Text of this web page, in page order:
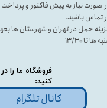
فروشگاه ما را
کنید:
تماس باشید.
حمل در تهران و شهرستان ها
ها تا ۱۳/۳۰
کانال تلگرام